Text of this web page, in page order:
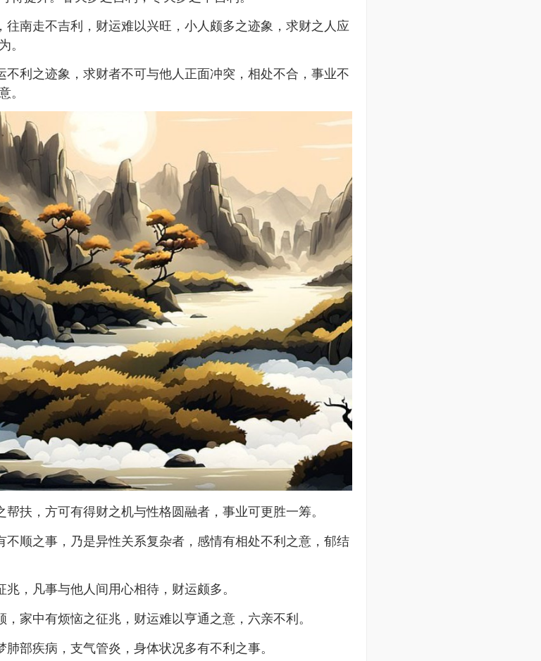
往南走不吉利，财运难以兴旺，小人颇多之迹象，求财之人应
不利之迹象，求财者不可与他人正面冲突，相处不合，事业不
。
帮扶，方可有得财之机与性格圆融者，事业可更胜一筹。
不顺之事，乃是异性关系复杂者，感情有相处不利之意，郁结
兆，凡事与他人间用心相待，财运颇多。
，家中有烦恼之征兆，财运难以亨通之意，六亲不利。
肺部疾病，支气管炎，身体状况多有不利之事。